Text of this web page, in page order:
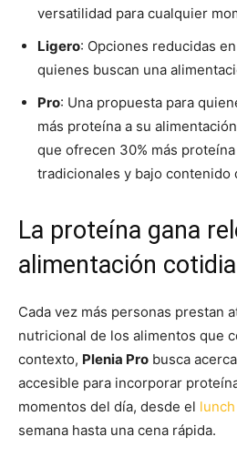
versatilidad para cualquier
Ligero: Opciones reducidas
quienes buscan una
Pro: Una propuesta para
más proteína a su
que ofrecen 30% más
tradicionales y bajo contenido
La proteína gana
alimentación
Cada vez más personas prestan
nutricional de los alimentos que
contexto, Plenia Pro busca
accesible para incorporar
momentos del día, desde el lunch
semana hasta una cena rápida.